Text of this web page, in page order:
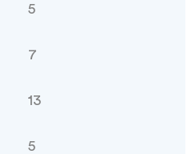
5
7
13
5